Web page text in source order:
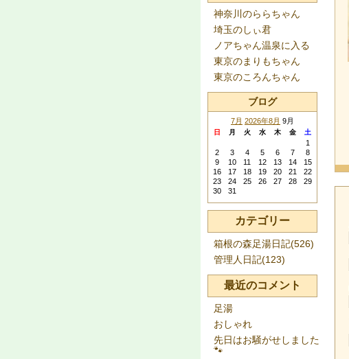
神奈川のららちゃん
埼玉のしぃ君
ノアちゃん温泉に入る
東京のまりもちゃん
東京のころんちゃん
ブログ
7月 2026年8月 9月
日 月 火 水 木 金 土
1
2
3 4 5 6 7
8
9
10 11 12 13 14
15
16
17 18 19 20 21
22
23
24 25 26 27 28
29
30
31
カテゴリー
箱根の森足湯日記(526)
管理人日記(123)
最近のコメント
足湯
おしゃれ
先日はお騒がせしました
🐾